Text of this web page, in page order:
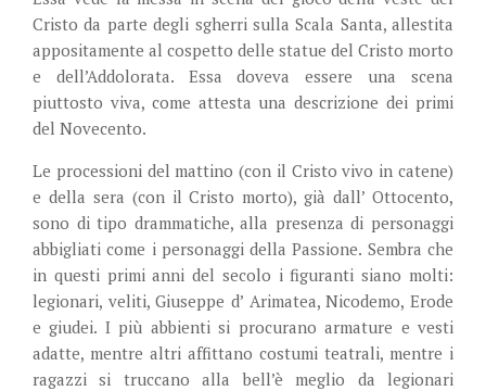
Cristo da parte degli sgherri sulla Scala Santa, allestita
appositamente al cospetto delle statue del Cristo morto
e dell’Addolorata. Essa doveva essere una scena
piuttosto viva, come attesta una descrizione dei primi
del Novecento.
Le processioni del mattino (con il Cristo vivo in catene)
e della sera (con il Cristo morto), già dall’ Ottocento,
sono di tipo drammatiche, alla presenza di personaggi
abbigliati come i personaggi della Passione. Sembra che
in questi primi anni del secolo i figuranti siano molti:
legionari, veliti, Giuseppe d’ Arimatea, Nicodemo, Erode
e giudei. I più abbienti si procurano armature e vesti
adatte, mentre altri affittano costumi teatrali, mentre i
ragazzi si truccano alla bell’è meglio da legionari